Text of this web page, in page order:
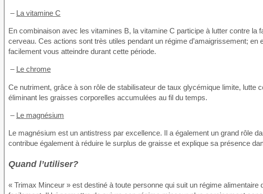
– La vitamine C
En combinaison avec les vitamines B, la vitamine C participe à lutter contre la
cerveau. Ces actions sont très utiles pendant un régime d’amaigrissement;
facilement vous atteindre durant cette période.
– Le chrome
Ce nutriment, grâce à son rôle de stabilisateur de taux glycémique limite, lutte
éliminant les graisses corporelles accumulées au fil du temps.
– Le magnésium
Le magnésium est un antistress par excellence. Il a également un grand rôle
contribue également à réduire le surplus de graisse et explique sa présence
Quand l’utiliser?
« Trimax Minceur » est destiné à toute personne qui suit un régime